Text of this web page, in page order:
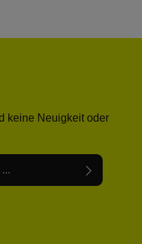
keine Neuigkeit oder